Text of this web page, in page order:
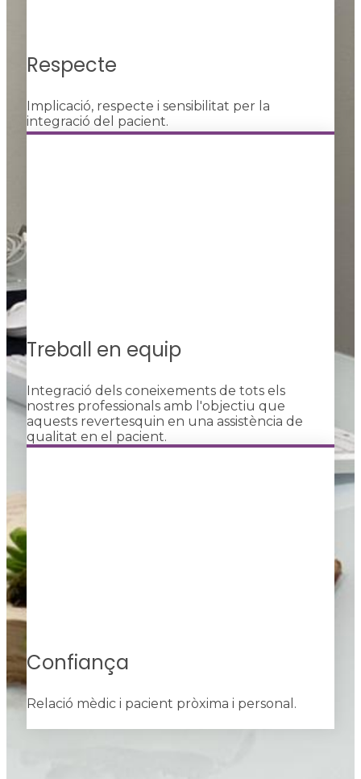
Respecte
Implicació, respecte i sensibilitat per la
integració del pacient.
Treball en equip
Integració dels coneixements de tots els
nostres professionals amb l'objectiu que
aquests revertesquin en una assistència de
qualitat en el pacient.
Confiança
Relació mèdic i pacient pròxima i personal.